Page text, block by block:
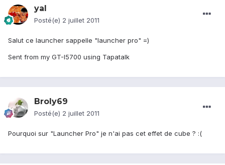
yal
Posté(e) 2 juillet 2011
Salut ce launcher sappelle "launcher pro" =)
Sent from my GT-I5700 using Tapatalk
Broly69
Posté(e) 2 juillet 2011
Pourquoi sur "Launcher Pro" je n'ai pas cet effet de cube ? :(